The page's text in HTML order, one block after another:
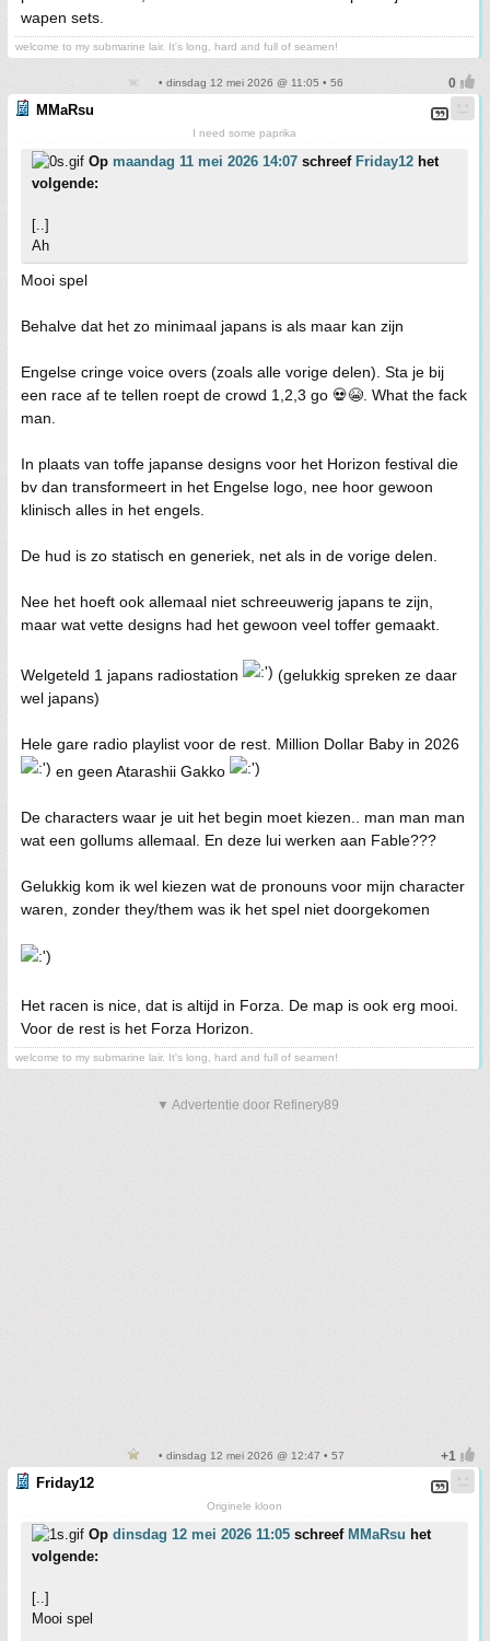
wapen sets.
welcome to my submarine lair. It's long, hard and full of seamen!
• dinsdag 12 mei 2026 @ 11:05 • 56
MMaRsu
I need some paprika
Op maandag 11 mei 2026 14:07 schreef Friday12 het
volgende:
[..]
Ah
Mooi spel
Behalve dat het zo minimaal japans is als maar kan zijn
Engelse cringe voice overs (zoals alle vorige delen). Sta je bij
een race af te tellen roept de crowd 1,2,3 go 💀😭. What the fack
man.
In plaats van toffe japanse designs voor het Horizon festival die
bv dan transformeert in het Engelse logo, nee hoor gewoon
klinisch alles in het engels.
De hud is zo statisch en generiek, net als in de vorige delen.
Nee het hoeft ook allemaal niet schreeuwerig japans te zijn,
maar wat vette designs had het gewoon veel toffer gemaakt.
Welgeteld 1 japans radiostation
(gelukkig spreken ze daar
wel japans)
Hele gare radio playlist voor de rest. Million Dollar Baby in 2026
en geen Atarashii Gakko
De characters waar je uit het begin moet kiezen.. man man man
wat een gollums allemaal. En deze lui werken aan Fable???
Gelukkig kom ik wel kiezen wat de pronouns voor mijn character
waren, zonder they/them was ik het spel niet doorgekomen
Het racen is nice, dat is altijd in Forza. De map is ook erg mooi.
Voor de rest is het Forza Horizon.
welcome to my submarine lair. It's long, hard and full of seamen!
▼ Advertentie door Refinery89
• dinsdag 12 mei 2026 @ 12:47 • 57
Friday12
Originele kloon
Op dinsdag 12 mei 2026 11:05 schreef MMaRsu het
volgende:
[..]
Mooi spel